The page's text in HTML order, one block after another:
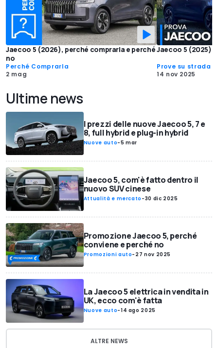
Jaecoo 5 (2026), perché comprarla e perché
no
Perché Comprarla
2 mag
Jaecoo 5 (2025),
Prove su strada
14 nov 2025
Ultime news
I prezzi delle nuove Jaecoo 5, 7 e
8, full hybrid e plug-in hybrid
Nuove auto-5 mar
Jaecoo 5, com'è fatto dentro il
nuovo SUV cinese
Attualità e mercato -30 dic 2025
Promozione Jaecoo 5, perché
conviene e perché no
Promozioni auto- 27 nov 2025
La Jaecoo 5 elettrica in vendita in
UK, ecco com'è fatta
Nuove auto-14 ago 2025
ALTRE NEWS